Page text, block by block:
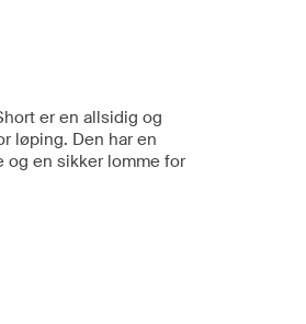
er en allsidig og
løping. Den har en
og en sikker lomme for